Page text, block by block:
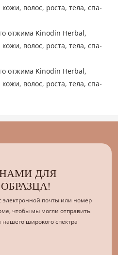
ДЛЯ
электронной почты или номер
чтобы мы могли отправить
широкого спектра